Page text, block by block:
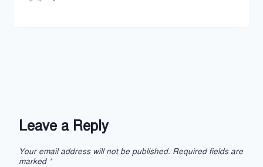
Leave a Reply
Your email address will not be published. Required fields are
marked *